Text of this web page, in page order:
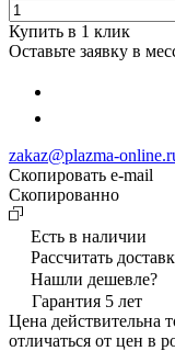
Купить в 1 клик
Оставьте заявку в
zakaz@plazma-
Скопировать e-mail
Cкопированно
Есть в наличии
Рассчитать
Нашли дешевле?
Гарантия 5 лет
Цена действительна
отличаться от цен в